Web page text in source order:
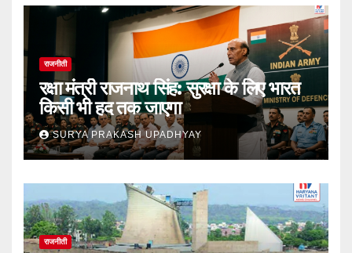
राजनीती
रक्षा मंत्री राजनाथ सिंह: सुरक्षा के लिए भारत
किसी भी हद तक जाएगा
SURYA PRAKASH UPADHYAY
राजनीती